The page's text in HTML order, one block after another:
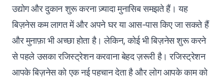
उद्योग और दुकान शुरू करना ज़्यादा मुनासिब समझते हैं। यह
बिज़नेस कम लागत में और अपने घर या आस-पास किए जा सकते हैं
और मुनाफ़ा भी अच्छा होता है। लेकिन, कोई भी बिज़नेस शुरू करने
से पहले उसका रजिस्ट्रेशन करवाना बेहद ज़रूरी है। रजिस्ट्रेशन
आपके बिज़नेस को एक नई पहचान देता है और लोग आपके काम को